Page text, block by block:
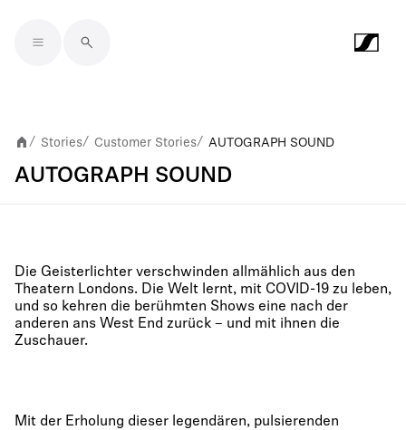
/ Stories/ Customer Stories/ AUTOGRAPH SOUND
AUTOGRAPH SOUND
Die Geisterlichter verschwinden allmählich aus den
Theatern Londons. Die Welt lernt, mit COVID-19 zu leben,
und so kehren die berühmten Shows eine nach der
anderen ans West End zurück – und mit ihnen die
Zuschauer.
Mit der Erholung dieser legendären, pulsierenden